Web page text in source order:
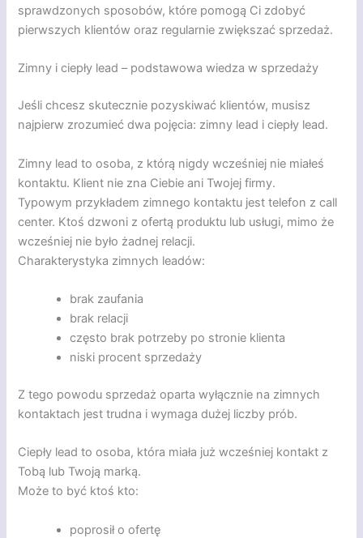
sprawdzonych sposobów, które pomogą Ci zdobyć
pierwszych klientów oraz regularnie zwiększać sprzedaż.
Zimny i ciepły lead – podstawowa wiedza w sprzedaży
Jeśli chcesz skutecznie pozyskiwać klientów, musisz
najpierw zrozumieć dwa pojęcia: zimny lead i ciepły lead.
Zimny lead to osoba, z którą nigdy wcześniej nie miałeś
kontaktu. Klient nie zna Ciebie ani Twojej firmy.
Typowym przykładem zimnego kontaktu jest telefon z call
center. Ktoś dzwoni z ofertą produktu lub usługi, mimo że
wcześniej nie było żadnej relacji.
Charakterystyka zimnych leadów:
brak zaufania
brak relacji
często brak potrzeby po stronie klienta
niski procent sprzedaży
Z tego powodu sprzedaż oparta wyłącznie na zimnych
kontaktach jest trudna i wymaga dużej liczby prób.
Ciepły lead to osoba, która miała już wcześniej kontakt z
Tobą lub Twoją marką.
Może to być ktoś kto:
poprosił o ofertę